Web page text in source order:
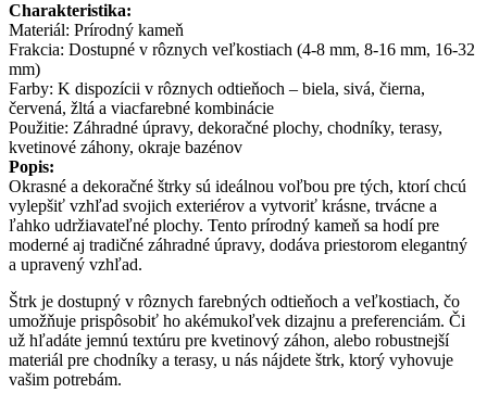
Charakteristika:
Materiál: Prírodný kameň
Frakcia: Dostupné v rôznych veľkostiach (4-8 mm, 8-16 mm, 16-32
mm)
Farby: K dispozícii v rôznych odtieňoch – biela, sivá, čierna,
červená, žltá a viacfarebné kombinácie
Použitie: Záhradné úpravy, dekoračné plochy, chodníky, terasy,
kvetinové záhony, okraje bazénov
Popis:
Okrasné a dekoračné štrky sú ideálnou voľbou pre tých, ktorí chcú
vylepšiť vzhľad svojich exteriérov a vytvoriť krásne, trvácne a
ľahko udržiavateľné plochy. Tento prírodný kameň sa hodí pre
moderné aj tradičné záhradné úpravy, dodáva priestorom elegantný
a upravený vzhľad.
Štrk je dostupný v rôznych farebných odtieňoch a veľkostiach, čo
umožňuje prispôsobiť ho akémukoľvek dizajnu a preferenciám. Či
už hľadáte jemnú textúru pre kvetinový záhon, alebo robustnejší
materiál pre chodníky a terasy, u nás nájdete štrk, ktorý vyhovuje
vašim potrebám.